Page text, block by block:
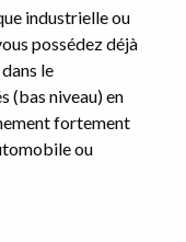
industrielle ou
possédez déjà
le
(bas niveau) en
fortement
ou